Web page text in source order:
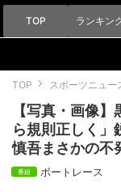
TOP ランキン
TOP スポーツニュー
【写真・画像
ら規則正しく」
慎吾まさかの不
ボートレース